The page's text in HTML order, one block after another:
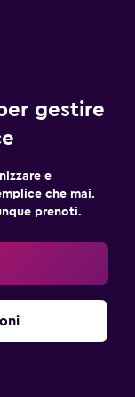
gestire
e
che mai.
prenoti.